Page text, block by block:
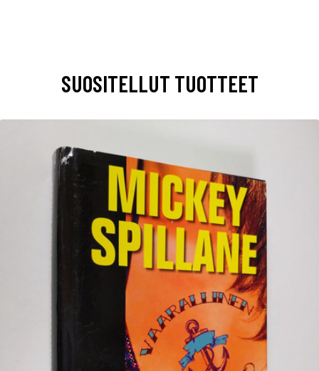
SUOSITELLUT TUOTTEET